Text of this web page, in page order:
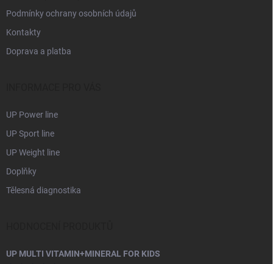
Podmínky ochrany osobních údajů
Kontakty
Doprava a platba
UP Power line
UP Sport line
UP Weight line
Doplňky
Tělesná diagnostika
UP MULTI VITAMIN+MINERAL FOR KIDS